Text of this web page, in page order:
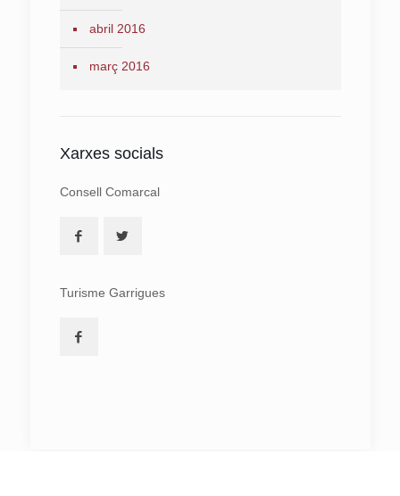
abril 2016
març 2016
Xarxes socials
Consell Comarcal
Turisme Garrigues